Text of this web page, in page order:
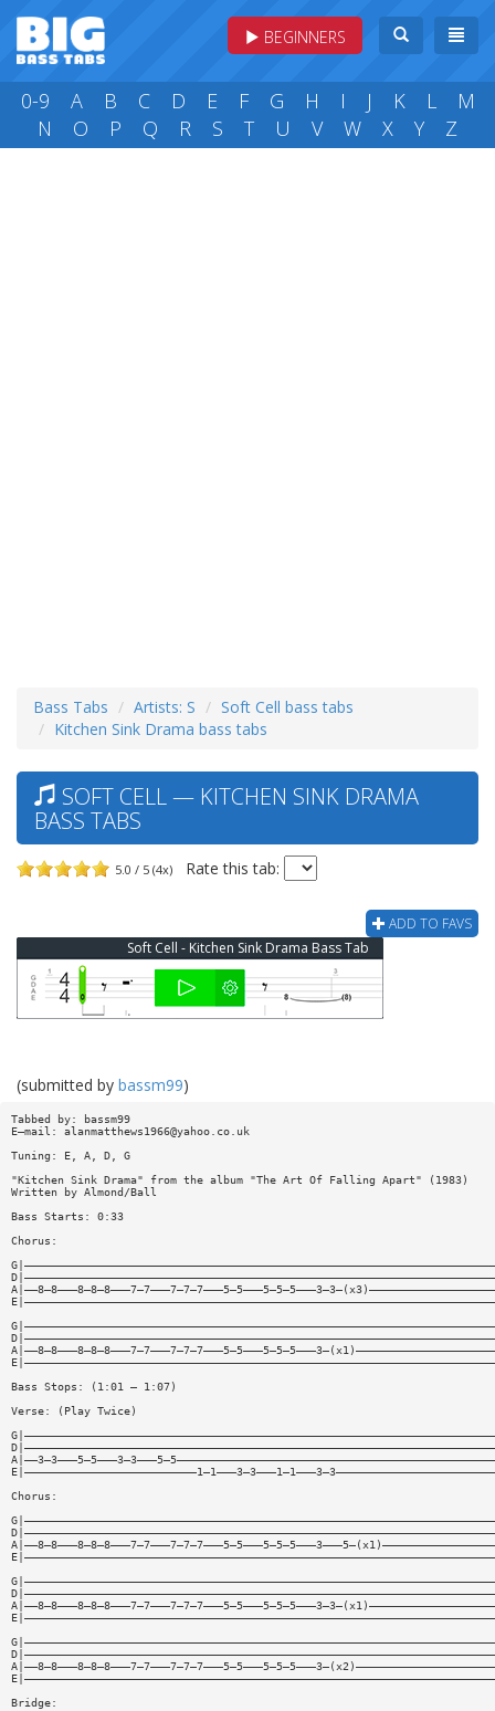
BEGINNERS
0-9 A B C D E F G H I J K L
M
N
O P Q R S T U V W X Y Z
Bass Tabs Artists: S
Soft Cell bass tabs
Kitchen Sink Drama bass tabs
SOFT CELL — KITCHEN SINK DRAMA
BASS TABS
5.0 / 5 (4x) Rate this tab:
ADD TO FAVS
Soft Cell - Kitchen Sink Drama Bass Tab
(submitted by bassm99)
Tabbed by: bassm99
E—mail: alanmatthews1966@yahoo.co.uk
Tuning: E, A, D, G
"Kitchen Sink Drama" from the album "The Art Of Falling Apart" (1983)
Written by Almond/Ball
Bass Starts: 0:33
Chorus:
Bass Stops: (1:01 — 1:07)
Verse: (Play Twice)
Chorus:
Bridge: